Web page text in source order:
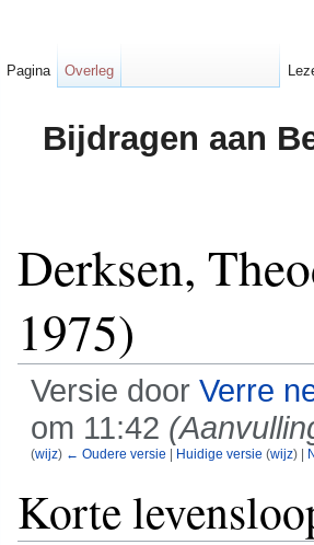
Bijdragen aan
Derksen,
1975)
Versie door Verre
om 11:42
(wijz) ← Oudere versie Huidige versie (wijz) |
Korte
Pagina Overleg